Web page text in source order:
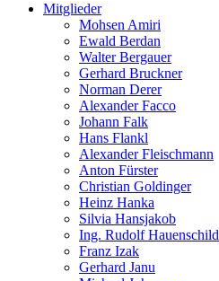
Mitglieder
Mohsen Amiri
Ewald Berdan
Walter Bergauer
Gerhard Bruckner
Norman Derer
Alexander Facco
Johann Falk
Hans Flankl
Alexander Fleischmann
Anton Fürster
Christian Goldinger
Heinz Hanka
Silvia Hansjakob
Ing. Rudolf Hauenschild
Franz Izak
Gerhard Janu